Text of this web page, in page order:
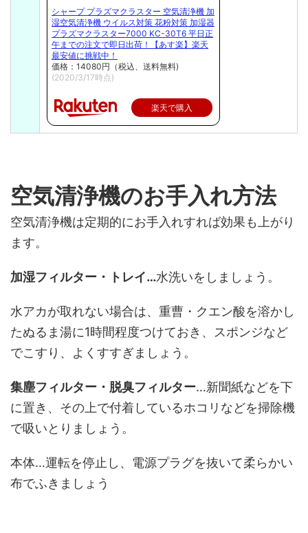
シャープ プラズマクラスター 空気清浄機 加
湿空気清浄機 ウイルス対策 花粉対策 加湿器
プラズマクラスター7000 KC-30T6 平日正
午までの注文で即日出荷！【あす楽】楽天
最安値に挑戦中！
価格：14080円（税込、送料無料)
(2020/3/17時点)
楽天で購入
空気清浄機のお手入れ方法
空気清浄機は定期的にお手入れすれば効果も上がり
ます。
加湿フィルター・トレイ…水洗いをしましょう。
水アカが取れない場合は、重曹・クエン酸を溶かし
たぬるま湯に1時間程度つけておき、スポンジなど
でこすり、よくすすぎましょう。
集塵フィルター・脱臭フィルター…新聞紙などを下
に置き、その上で付着しているホコリなどを掃除機
で吸いとりましょう。
本体…運転を停止し、電源プラグを抜いて柔らかい
布でふきましょう